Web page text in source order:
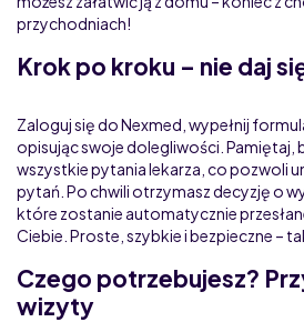
przychodniach!
Krok po kroku – nie daj
Zaloguj się do Nexmed, wypełnij
opisując swoje dolegliwości. Pamiętaj,
wszystkie pytania lekarza, co pozwoli
pytań. Po chwili otrzymasz decyzję o
które zostanie automatycznie
Ciebie. Proste, szybkie i bezpieczne –
Czego potrzebujesz?
wizyty